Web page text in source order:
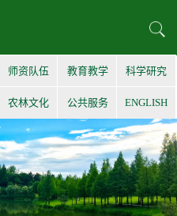
师资队伍 教育教学 科学研究
农林文化 公共服务 ENGLISH